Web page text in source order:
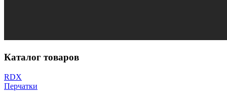
Каталог товаров
RDX
Перчатки